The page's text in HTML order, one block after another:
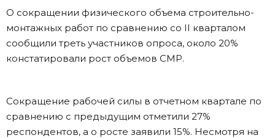
О сокращении физического объема строительно-
монтажных работ по сравнению со II кварталом
сообщили треть участников опроса, около 20%
констатировали рост объемов СМР.
Сокращение рабочей силы в отчетном квартале по
сравнению с предыдущим отметили 27%
респондентов, а о росте заявили 15%. Несмотря на